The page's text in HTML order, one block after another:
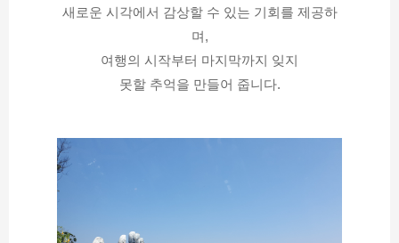
새로운 시각에서 감상할 수 있는 기회를 제공하
며,
여행의 시작부터 마지막까지 잊지
못할 추억을 만들어 줍니다.